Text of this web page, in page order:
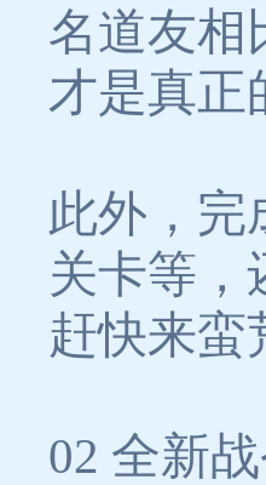
名道友相
才是真正
此外，完
关卡等，
赶快来蛮
02 全新